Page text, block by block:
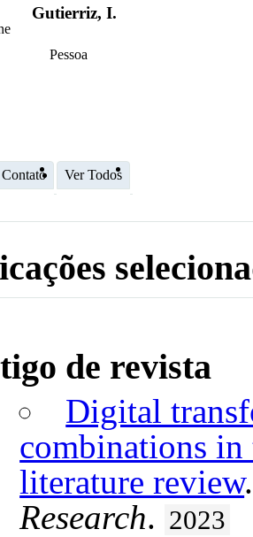
Gutierriz, I.
Pessoa
Contato Ver Todos
de revista
Digital
combinations
literature review
Research. 2023